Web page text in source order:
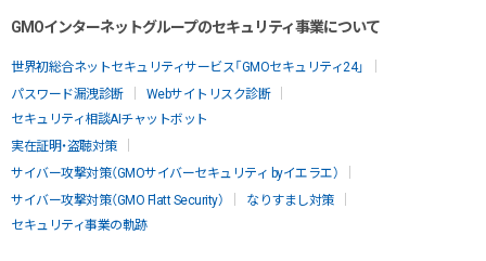
GMOインターネットグループのセキュリティ事業について
世界初総合ネットセキュリティサービス「GMOセキュリティ24」
パスワード漏洩診断
Webサイトリスク診断
セキュリティ相談AIチャットボット
実在証明・盗聴対策
サイバー攻撃対策（GMOサイバーセキュリティ byイエラエ）
サイバー攻撃対策（GMO Flatt Security）
なりすまし対策
セキュリティ事業の軌跡